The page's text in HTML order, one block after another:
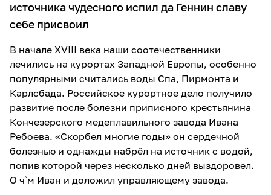
источника чудесного испил да Геннин славу
себе присвоил
В начале XVIII века наши соотечественники
лечились на курортах Западной Европы, особенно
популярными считались воды Спа, Пирмонта и
Карлсбада. Российское курортное дело получило
развитие после болезни приписного крестьянина
Кончезерского медеплавильного завода Ивана
Ребоева. «Скорбел многие годы» он сердечной
болезнью и однажды набрёл на источник с водой,
попив которой через несколько дней выздоровел.
О ч`м Иван и доложил управляющему завода.